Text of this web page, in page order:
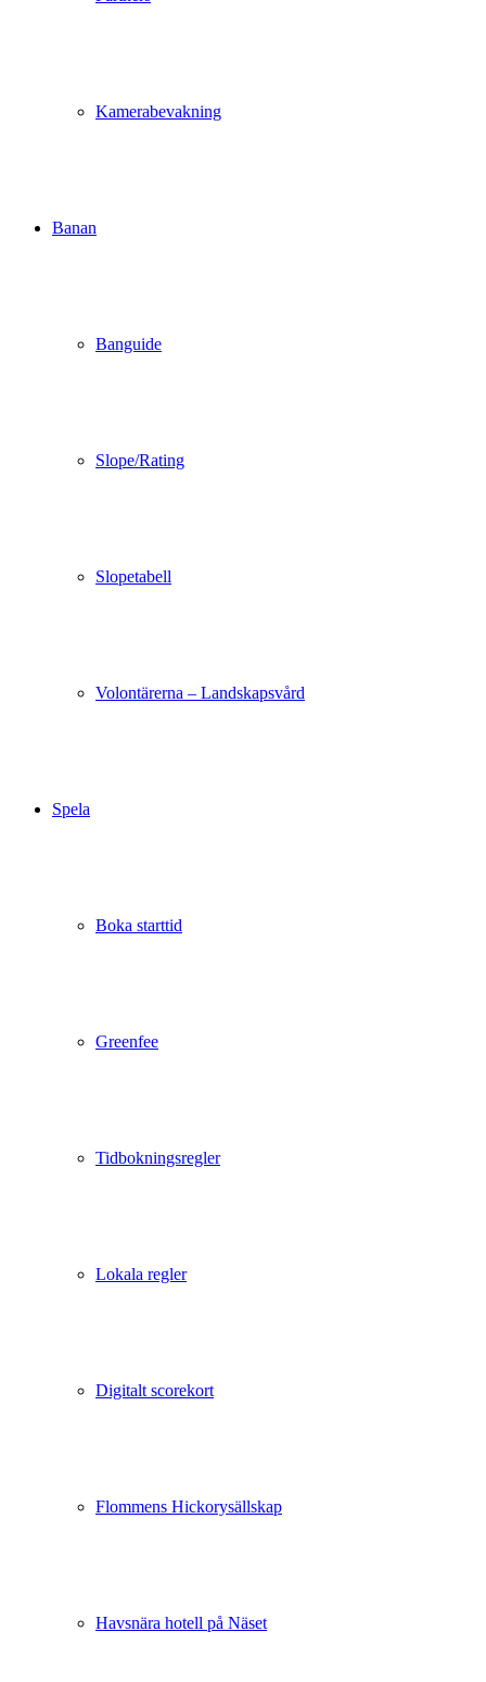
Kamerabevakning
Banan
Banguide
Slope/Rating
Slopetabell
Volontärerna – Landskapsvård
Spela
Boka starttid
Greenfee
Tidbokningsregler
Lokala regler
Digitalt scorekort
Flommens Hickorysällskap
Havsnära hotell på Näset